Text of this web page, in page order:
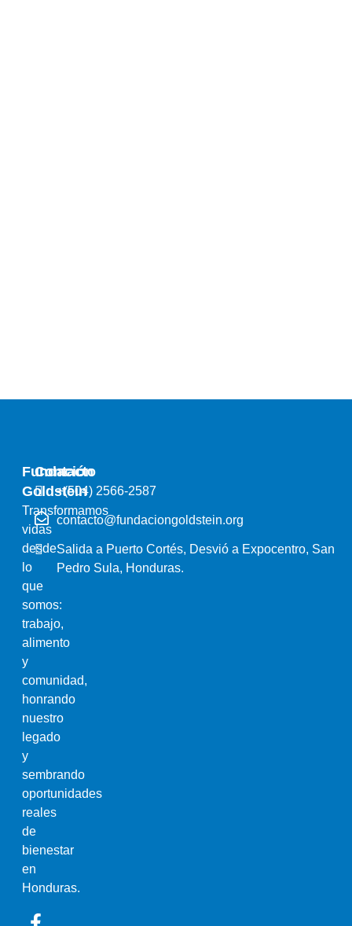
Fundación
Goldstein
Transformamos
vidas
desde
lo
que
somos:
trabajo,
alimento
y
comunidad,
honrando
nuestro
legado
y
sembrando
oportunidades
reales
de
bienestar
en
Honduras.
Contacto
+(504) 2566-2587
contacto@fundaciongoldstein.org
Salida a Puerto Cortés, Desvió a Expocentro, San
Pedro Sula, Honduras.